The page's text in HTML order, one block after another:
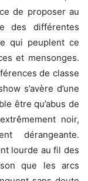
de proposer au
des différentes
qui peuplent ce
et mensonges.
de classe
s’avère d’une
être qu’abus de
noir,
dérangeante.
lourde au fil des
que les arcs